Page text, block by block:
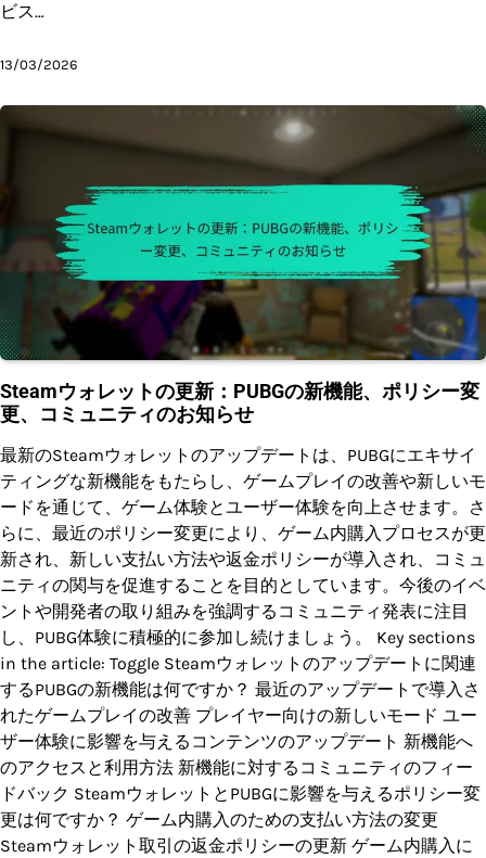
ビス…
13/03/2026
Steamウォレットの更新：PUBGの新機能、ポリシー変
更、コミュニティのお知らせ
最新のSteamウォレットのアップデートは、PUBGにエキサイ
ティングな新機能をもたらし、ゲームプレイの改善や新しいモ
ードを通じて、ゲーム体験とユーザー体験を向上させます。さ
らに、最近のポリシー変更により、ゲーム内購入プロセスが更
新され、新しい支払い方法や返金ポリシーが導入され、コミュ
ニティの関与を促進することを目的としています。今後のイベ
ントや開発者の取り組みを強調するコミュニティ発表に注目
し、PUBG体験に積極的に参加し続けましょう。 Key sections
in the article: Toggle Steamウォレットのアップデートに関連
するPUBGの新機能は何ですか？ 最近のアップデートで導入さ
れたゲームプレイの改善 プレイヤー向けの新しいモード ユー
ザー体験に影響を与えるコンテンツのアップデート 新機能へ
のアクセスと利用方法 新機能に対するコミュニティのフィー
ドバック SteamウォレットとPUBGに影響を与えるポリシー変
更は何ですか？ ゲーム内購入のための支払い方法の変更
Steamウォレット取引の返金ポリシーの更新 ゲーム内購入に